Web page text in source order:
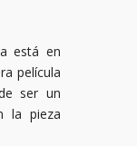
está en
película
ser un
la pieza